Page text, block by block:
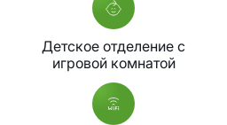
Детское отделение с
игровой комнатой